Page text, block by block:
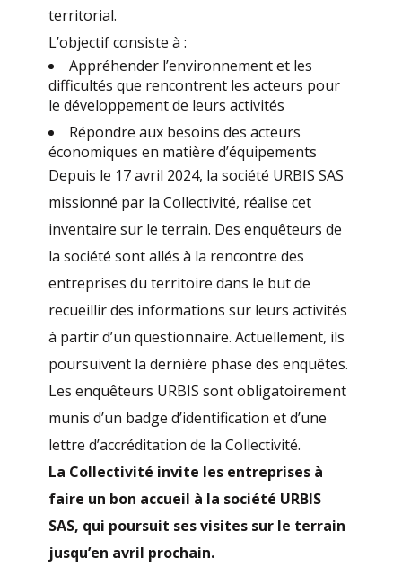
territorial.
L’objectif consiste à :
Appréhender l’environnement et les
difficultés que rencontrent les acteurs pour
le développement de leurs activités
Répondre aux besoins des acteurs
économiques en matière d’équipements
Depuis le 17 avril 2024, la société URBIS SAS
missionné par la Collectivité, réalise cet
inventaire sur le terrain. Des enquêteurs de
la société sont allés à la rencontre des
entreprises du territoire dans le but de
recueillir des informations sur leurs activités
à partir d’un questionnaire. Actuellement, ils
poursuivent la dernière phase des enquêtes.
Les enquêteurs URBIS sont obligatoirement
munis d’un badge d’identification et d’une
lettre d’accréditation de la Collectivité.
La Collectivité invite les entreprises à
faire un bon accueil à la société URBIS
SAS, qui poursuit ses visites sur le terrain
jusqu’en avril prochain.